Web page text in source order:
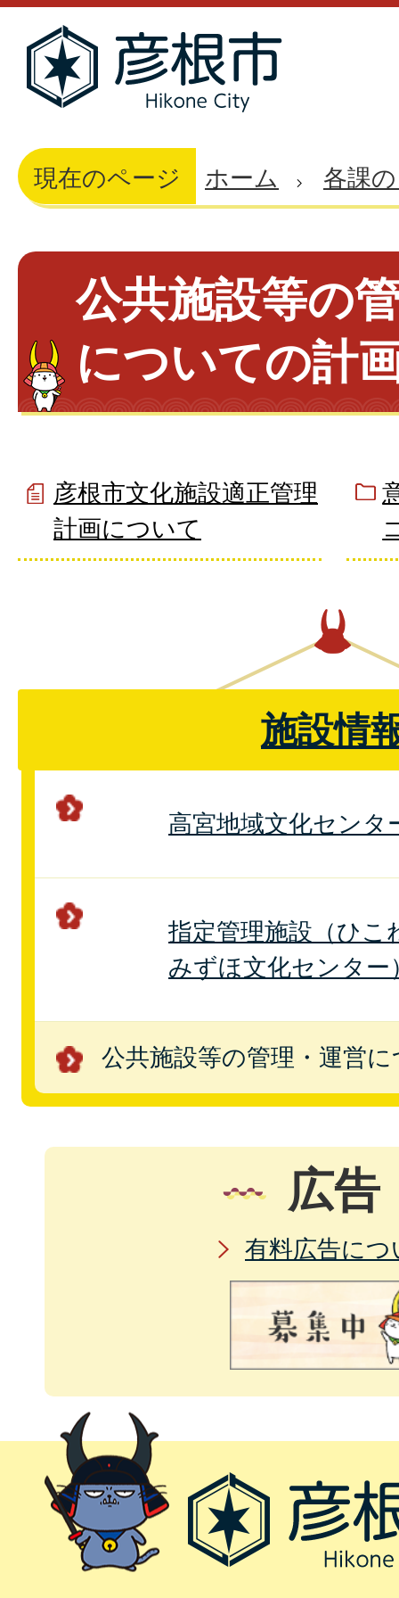
現在のページ ホーム 各課
公共施設等の
についての計
彦根市文化施設適正管理
計画について
施設情
高宮地域文化センタ
指定管理施設（ひこ
みずほ文化センター
公共施設等の管理・運営
広告
有料広告につ